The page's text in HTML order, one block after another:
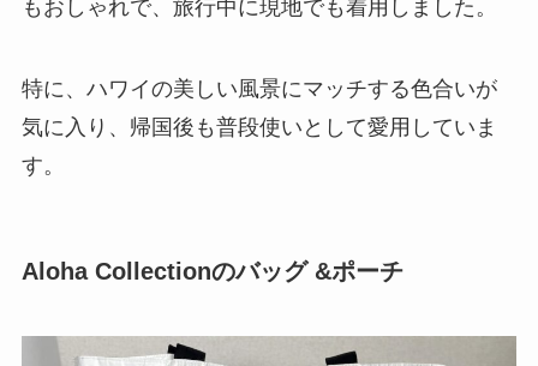
もおしゃれで、旅行中に現地でも着用しました。
特に、ハワイの美しい風景にマッチする色合いが
気に入り、帰国後も普段使いとして愛用していま
す。
Aloha Collectionのバッグ&ポーチ